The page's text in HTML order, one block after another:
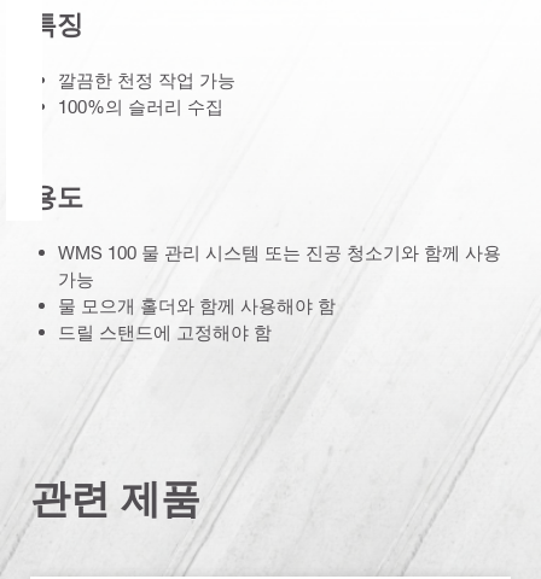
특징
깔끔한 천정 작업 가능
100%의 슬러리 수집
용도
WMS 100 물 관리 시스템 또는 진공 청소기와 함께 사용
가능
물 모으개 홀더와 함께 사용해야 함
드릴 스탠드에 고정해야 함
관련 제품